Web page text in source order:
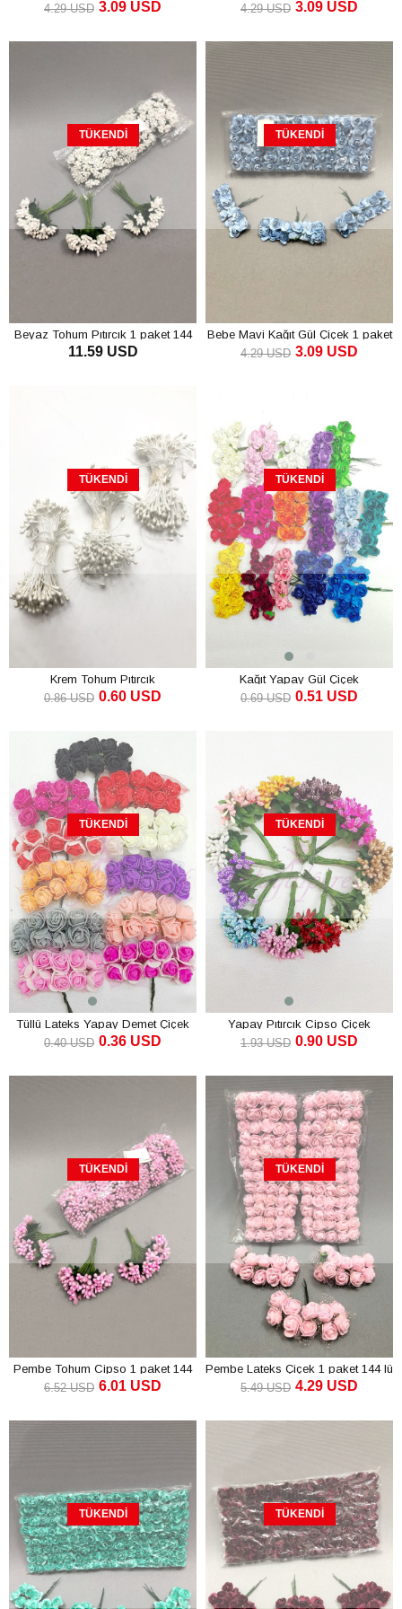
3.09 USD
4.29 USD
lü
3.09 USD
4.29 USD
TÜKENDI
Beyaz Tohum Pıtırcık 1 paket 144
lü
11.59 USD
TÜKENDI
Bebe Mavi Kağıt Gül Çiçek 1 paket
144 lü
3.09 USD
4.29 USD
TÜKENDI
Krem Tohum Pıtırcık
0.60 USD
0.86 USD
TÜKENDI
Kağıt Yapay Gül Çiçek
0.51 USD
0.69 USD
TÜKENDI
Tüllü Lateks Yapay Demet Çiçek
0.36 USD
0.40 USD
TÜKENDI
Yapay Pıtırcık Cipso Çiçek
0.90 USD
1.93 USD
TÜKENDI
Pembe Tohum Cipso 1 paket 144
lü
6.01 USD
6.52 USD
TÜKENDI
Pembe Lateks Çiçek 1 paket 144 lü
4.29 USD
5.49 USD
TÜKENDI TÜKENDI